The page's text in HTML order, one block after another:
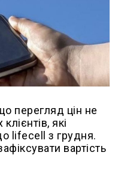
перегляд цін не
які
lifecell з грудня.
вартість